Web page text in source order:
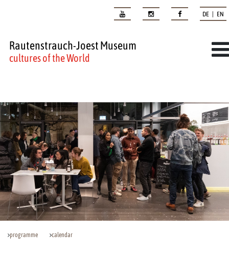
DE | EN
Rautenstrauch-Joest Museum
cultures of the World
programme calendar